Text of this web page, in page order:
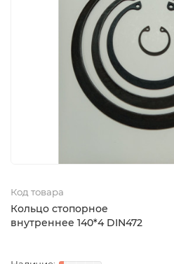
Код товара
Кольцо стопорное
внутреннее 140*4 DIN472